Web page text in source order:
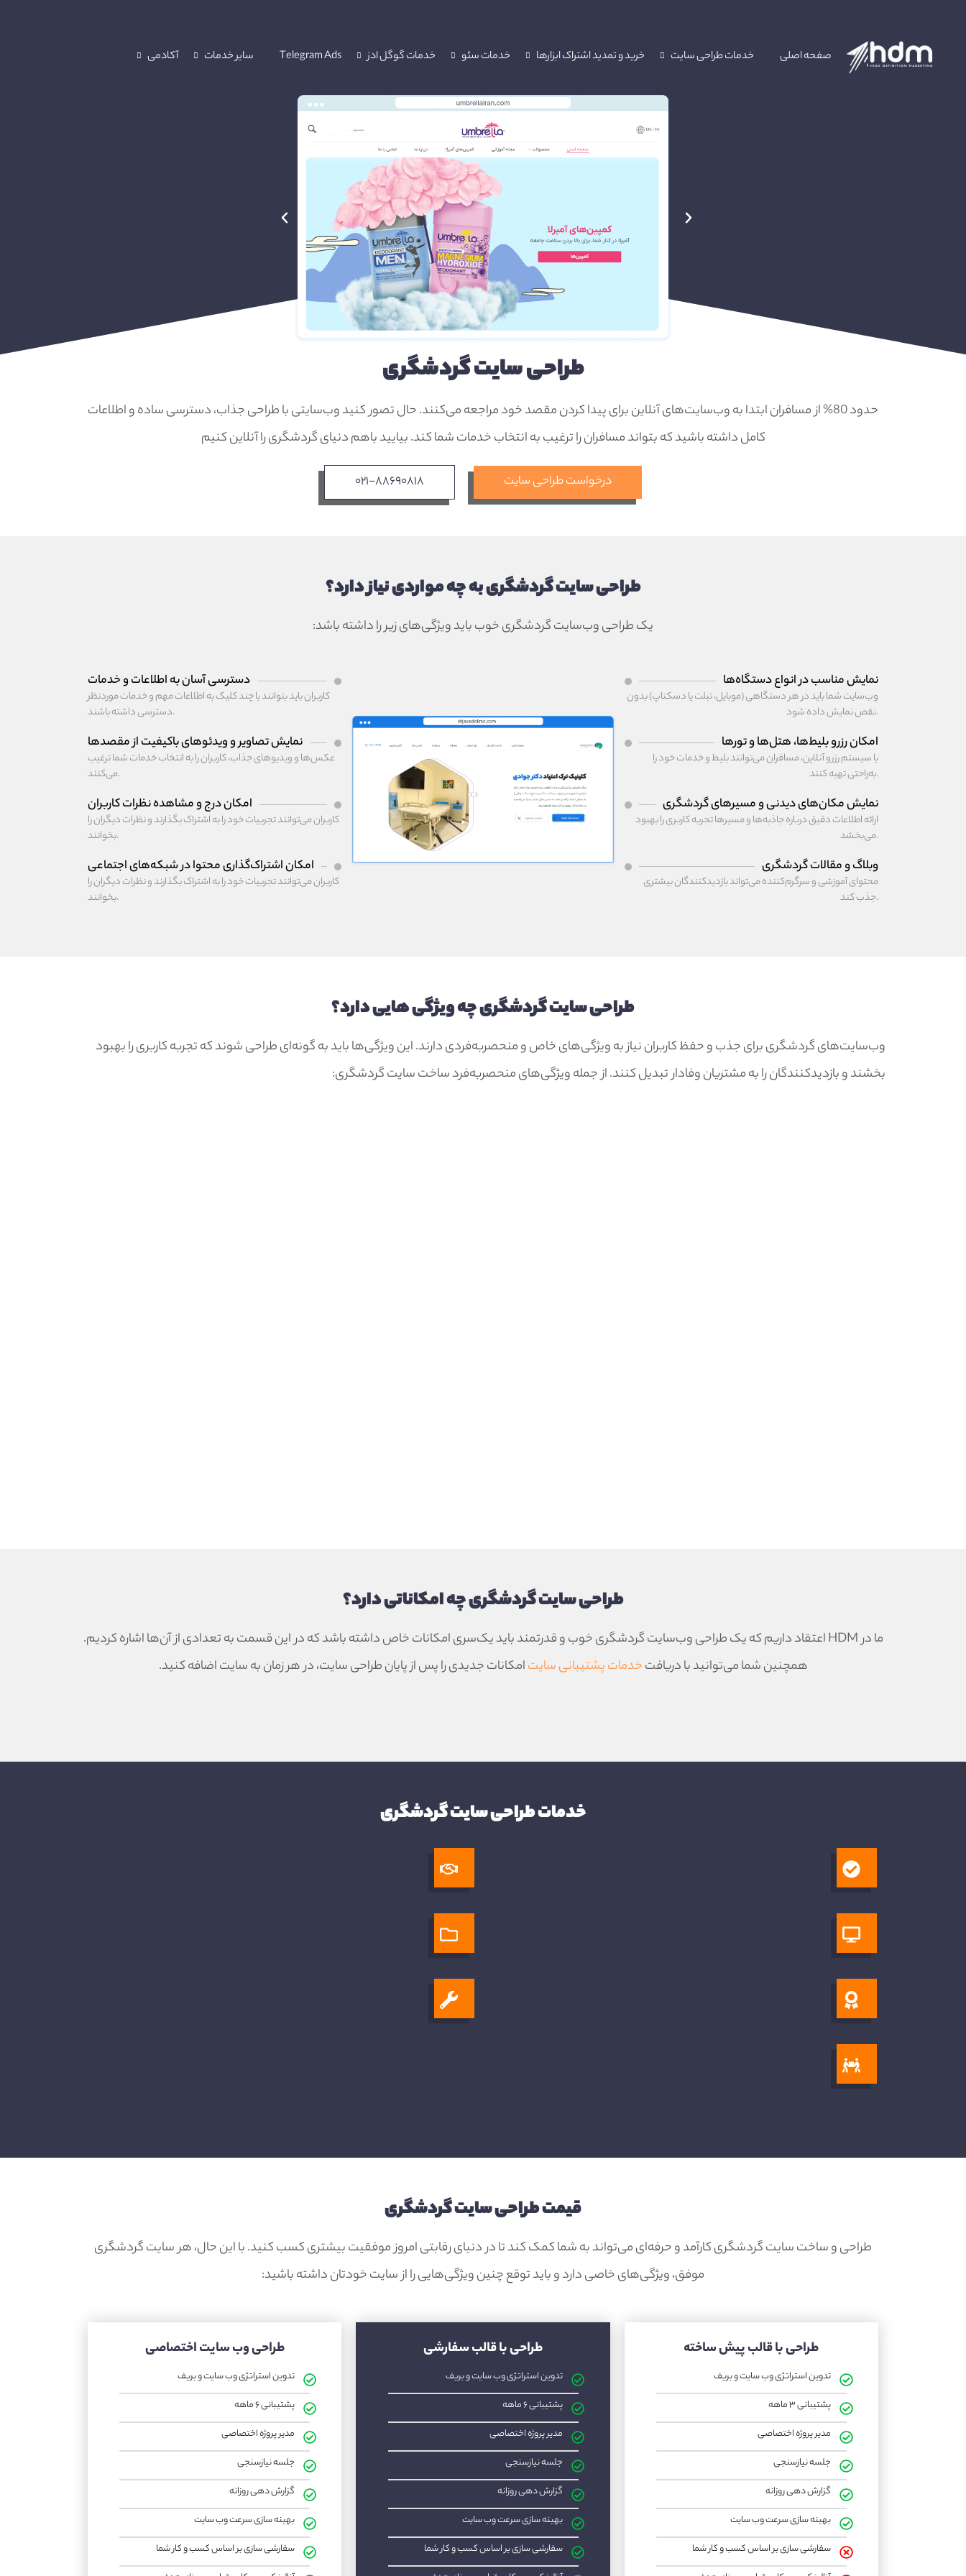
صفحه اصلی خدمات طراحی سایت خرید و تمدید اشتراک ابزارها خدمات سئو خدمات گوگل ادز Telegram Ads سایر خدمات آکادمی
طراحی سایت گردشگری
حدود 80% از مسافران ابتدا به وب‌سایت‌های آنلاین برای پیدا کردن مقصد خود مراجعه می‌کنند. حال تصور کنید وب‌سایتی با طراحی جذاب، دسترسی ساده و اطلاعات
کامل داشته باشید که بتواند مسافران را ترغیب به انتخاب خدمات شما کند. بیایید باهم دنیای گردشگری را آنلاین کنیم
درخواست طراحی سایت ۰۲۱-۸۸۶۹۰۸۱۸
طراحی سایت گردشگری به چه مواردی نیاز دارد؟
یک طراحی وب‌سایت گردشگری خوب باید ویژگی‌های زیر را داشته باشد:
دسترسی آسان به اطلاعات و خدمات
کاربران باید بتوانند با چند کلیک به اطلاعات مهم و خدمات موردنظر
دسترسی داشته باشند.
نمایش تصاویر و ویدئوهای باکیفیت از مقصدها
عکس‌ها و ویدیوهای جذاب، کاربران را به انتخاب خدمات شما ترغیب
می‌کنند.
امکان درج و مشاهده نظرات کاربران
کاربران می‌توانند تجربیات خود را به اشتراک بگذارند و نظرات دیگران را
بخوانند.
امکان اشتراک‌گذاری محتوا در شبکه‌های اجتماعی
کاربران می‌توانند تجربیات خود را به اشتراک بگذارند و نظرات دیگران را
بخوانند.
نمایش مناسب در انواع دستگاه‌ها
وب‌سایت‌ شما باید در هر دستگاهی (موبایل، تبلت یا دسکتاپ) بدون
نقص نمایش داده شود.
امکان رزرو بلیط‌ها، هتل‌ها و تورها
با سیستم رزرو آنلاین، مسافران می‌توانند بلیط و خدمات خود را
به‌راحتی تهیه کنند.
نمایش مکان‌های دیدنی و مسیرهای گردشگری
ارائه اطلاعات دقیق درباره جاذبه‌ها و مسیرها تجربه کاربری را بهبود
می‌بخشد.
وبلاگ و مقالات گردشگری
محتوای آموزشی و سرگرم‌کننده می‌تواند بازدیدکنندگان بیشتری
جذب کند.
طراحی سایت گردشگری چه ویژگی هایی دارد؟
وب‌سایت‌های گردشگری برای جذب و حفظ کاربران نیاز به ویژگی‌های خاص و منحصربه‌فردی دارند. این ویژگی‌ها باید به گونه‌ای طراحی شوند که تجربه کاربری را بهبود
بخشند و بازدیدکنندگان را به مشتریان وفادار تبدیل کنند. از جمله ویژگی‌های منحصربه‌فرد ساخت سایت گردشگری:
طراحی سایت گردشگری چه امکاناتی دارد؟
ما در HDM اعتقاد داریم که یک طراحی وب‌سایت گردشگری خوب و قدرتمند باید یک‌سری امکانات خاص داشته باشد که در این قسمت به تعدادی از آن‌ها اشاره کردیم.
همچنین شما می‌توانید با دریافتخدمات پشتیبانی سایتامکانات جدیدی را پس از پایان طراحی سایت، در هر زمان به سایت اضافه کنید.
دسترسی به زبان‌های
بخش مدیریت محتوا سیستم رزرو آنلاین
گالری تصاویر و
بخش نقد و بررسی
وبلاگ و مقالات
اتصال به شبکه‌های
طراحی فضای چت
خدمات طراحی سایت گردشگری
قیمت طراحی سایت گردشگری
طراحی و ساخت سایت گردشگری کارآمد و حرفه‌ای می‌تواند به شما کمک کند تا در دنیای رقابتی امروز موفقیت بیشتری کسب کنید. با این حال، هر سایت گردشگری
موفق، ویژگی‌های خاصی دارد و باید توقع چنین ویژگی‌هایی را از سایت خودتان داشته باشید:
طراحی با قالب پیش ساخته
تدوین استراتژی وب سایت و بریف
پشتیبانی ۳ ماهه
مدیر پروژه اختصاصی
جلسه نیازسنجی
گزارش دهی روزانه
بهینه سازی سرعت وب سایت
سفارشی سازی بر اساس کسب و کار شما
طراحی با قالب سفارشی
تدوین استراتژی وب سایت و بریف
پشتیبانی ۶ ماهه
مدیر پروژه اختصاصی
جلسه نیازسنجی
گزارش دهی روزانه
بهینه سازی سرعت وب سایت
سفارشی سازی بر اساس کسب و کار شما
طراحی وب سایت اختصاصی
تدوین استراتژی وب سایت و بریف
پشتیبانی ۶ ماهه
مدیر پروژه اختصاصی
جلسه نیازسنجی
گزارش دهی روزانه
بهینه سازی سرعت وب سایت
سفارشی سازی بر اساس کسب و کار شما